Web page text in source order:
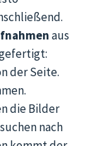
aus
der Seite.
die Bilder
nach